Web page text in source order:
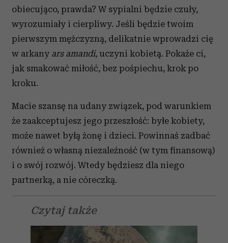
obiecująco, prawda? W sypialni będzie czuły,
wyrozumiały i cierpliwy. Jeśli będzie twoim
pierwszym mężczyzną, delikatnie wprowadzi cię
w arkany ars amandi, uczyni kobietą. Pokaże ci,
jak smakować miłość, bez pośpiechu, krok po
kroku.
Macie szansę na udany związek, pod warunkiem
że zaakceptujesz jego przeszłość: byłe kobiety,
może nawet byłą żonę i dzieci. Powinnaś zadbać
również o własną niezależność (w tym finansową)
i o swój rozwój. Wtedy będziesz dla niego
partnerką, a nie córeczką.
Czytaj także